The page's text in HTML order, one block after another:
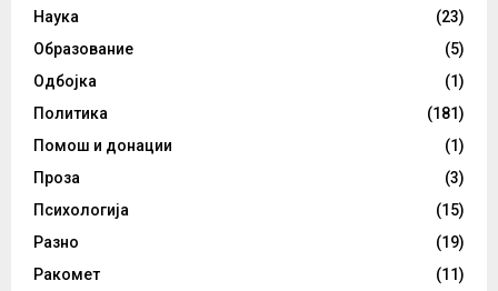
Наука
(23)
Образование
(5)
Одбојка
(1)
Политика
(181)
Помош и донации
(1)
Проза
(3)
Психологија
(15)
Разно
(19)
Ракомет
(11)